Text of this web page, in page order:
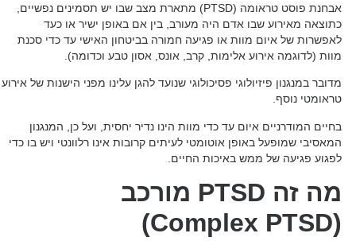
אבחנת פוסט טראומה (PTSD) מתארת מצב שבו יש תסמינים נפשיים,
כתוצאה מאירוע שבו אדם היה מעורב, בין אם באופן ישיר או כעד
לאפשרות של איום מוות או פגיעה חמורה בביטחון האישי עד כדי סכנת
מוות (לדוגמה אירוע אלימות, קרב, אונס, אסון טבע וכדומה).
מדובר במנגנון פיזיולוגי פסיכולוגי שנועד להגן עלינו מפני הישנות של אירוע
טראומטי נוסף.
בחיים המודרניים איום עד כדי מוות הינו נדיר יחסית, ועל כן, המנגנון
המאסיבי שמופעל באופן אוטומטי לעיתים קרובות אינו רלוונטי ויש בו כדי
לפגוע פגיעה של ממש באיכות החיים.
מה זה PTSD מורכב
(Complex PTSD)